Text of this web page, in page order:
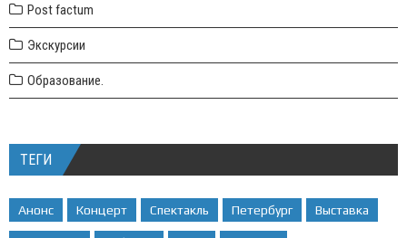
Post factum
Экскурсии
Образование.
ТЕГИ
Анонс Концерт Спектакль Петербург Выставка